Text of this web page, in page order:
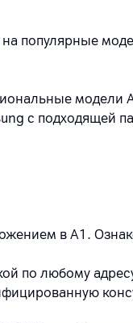
на популярные
модели
с подходящей
в А1.
по любому